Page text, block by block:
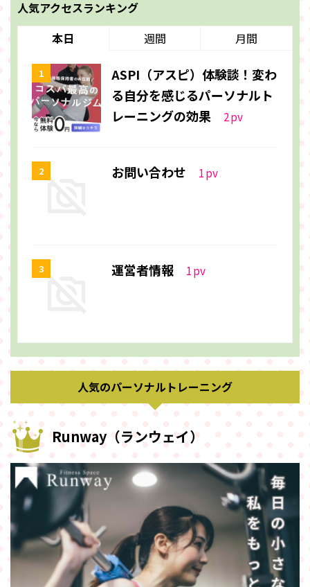
人気アクセスランキング
本日
週間 月間
ASPI（アスピ）体験談！変わ
る自分を感じるパーソナルト
レーニングの効果
2pv
お問い合わせ 1pv
運営者情報 1pv
人気のパーソナルトレーニング
Runway（ランウェイ）